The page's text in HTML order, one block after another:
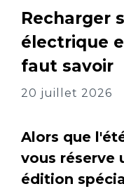
Recharger
électrique
faut savoir
20 juillet 2026
Alors que
vous réserve
édition